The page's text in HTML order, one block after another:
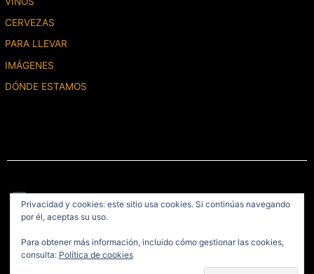
CERVEZAS
PARA LLEVAR
IMÁGENES
DÓNDE ESTAMOS
Menú
Diseño del Sitio
Privacidad y cookies: este sitio usa cookies. Si continúas navegando
por él, aceptas su uso.
Para obtener más información, incluido cómo gestionar las cookies,
consulta: Política de cookies